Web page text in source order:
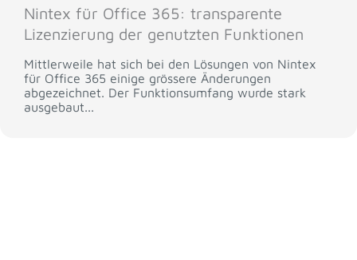
Nintex für Office 365: transparente
Lizenzierung der genutzten Funktionen
Mittlerweile hat sich bei den Lösungen von Nintex
für Office 365 einige grössere Änderungen
abgezeichnet. Der Funktionsumfang wurde stark
ausgebaut...